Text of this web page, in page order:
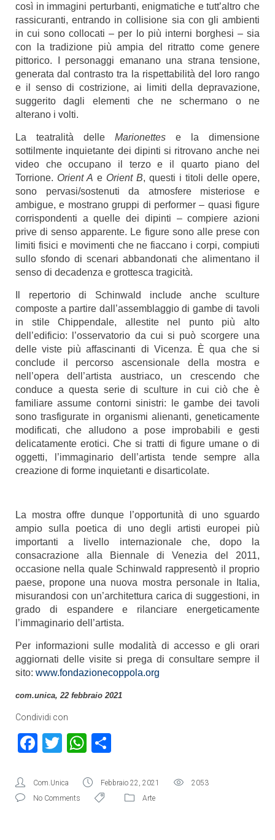
così in immagini perturbanti, enigmatiche e tutt’altro che
rassicuranti, entrando in collisione sia con gli ambienti
in cui sono collocati – per lo più interni borghesi – sia
con la tradizione più ampia del ritratto come genere
pittorico. I personaggi emanano una strana tensione,
generata dal contrasto tra la rispettabilità del loro rango
e il senso di costrizione, ai limiti della depravazione,
suggerito dagli elementi che ne schermano o ne
alterano i volti.
La teatralità delle Marionettes e la dimensione
sottilmente inquietante dei dipinti si ritrovano anche nei
video che occupano il terzo e il quarto piano del
Torrione. Orient A e Orient B, questi i titoli delle opere,
sono pervasi/sostenuti da atmosfere misteriose e
ambigue, e mostrano gruppi di performer – quasi figure
corrispondenti a quelle dei dipinti – compiere azioni
prive di senso apparente. Le figure sono alle prese con
limiti fisici e movimenti che ne fiaccano i corpi, compiuti
sullo sfondo di scenari abbandonati che alimentano il
senso di decadenza e grottesca tragicità.
Il repertorio di Schinwald include anche sculture
composte a partire dall’assemblaggio di gambe di tavoli
in stile Chippendale, allestite nel punto più alto
dell’edificio: l’osservatorio da cui si può scorgere una
delle viste più affascinanti di Vicenza. È qua che si
conclude il percorso ascensionale della mostra e
nell’opera dell’artista austriaco, un crescendo che
conduce a questa serie di sculture in cui ciò che è
familiare assume contorni sinistri: le gambe dei tavoli
sono trasfigurate in organismi alienanti, geneticamente
modificati, che alludono a pose improbabili e gesti
delicatamente erotici.Che si tratti di figure umane o di
oggetti, l’immaginario dell’artista tende sempre alla
creazione di forme inquietanti e disarticolate.
La mostra offre dunque l’opportunità di uno sguardo
ampio sulla poetica di uno degli artisti europei più
importanti a livello internazionale che, dopo la
consacrazione alla Biennale di Venezia del 2011,
occasione nella quale Schinwald rappresentò il proprio
paese, propone una nuova mostra personale in Italia,
misurandosi con un’architettura carica di suggestioni, in
grado di espandere e rilanciare energeticamente
l’immaginario dell’artista.
Per informazioni sulle modalità di accesso e gli orari
aggiornati delle visite si prega di consultare sempre il
sito: www.fondazionecoppola.org
com.unica, 22 febbraio 2021
Condividi con
Facebook
TwitterWhatsApp
Com.Unica Febbraio 22, 2021
2053
No Comments
Arte